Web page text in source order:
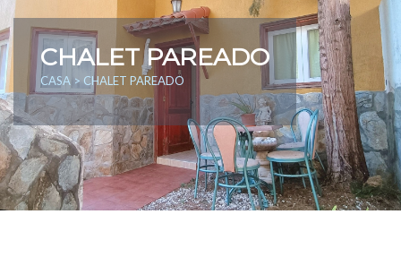
CHALET PAREADO
CASA > CHALET PAREADO